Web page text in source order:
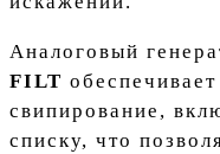
Аналоговый
FILT
свипирование,
списку, что